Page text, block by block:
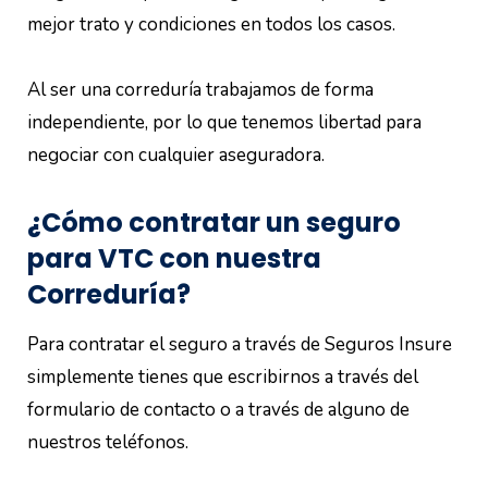
mejor trato y condiciones en todos los casos.
Al ser una correduría trabajamos de forma
independiente, por lo que tenemos libertad para
negociar con cualquier aseguradora.
¿Cómo contratar un seguro
para VTC con nuestra
Correduría?
Para contratar el seguro a través de Seguros Insure
simplemente tienes que escribirnos a través del
formulario de contacto o a través de alguno de
nuestros teléfonos.